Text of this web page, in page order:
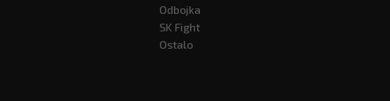
Odbojka
SK Fight
Ostalo